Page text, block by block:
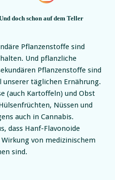
doch schon auf dem Teller
Pflanzenstoffe sind
Und pflanzliche
Pflanzenstoffe sind
täglichen Ernährung.
(auch Kartoffeln) und Obst
Nüssen und
auch in Cannabis.
dass Hanf-Flavonoide
von medizinischem
sind.